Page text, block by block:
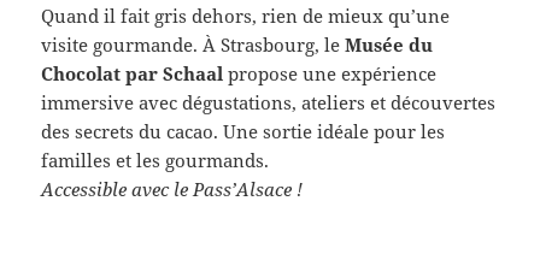
Quand il fait gris dehors, rien de mieux qu’une
visite gourmande. À Strasbourg, leMusée du
Chocolat par Schaal propose une expérience
immersive avec dégustations, ateliers et découvertes
des secrets du cacao. Une sortie idéale pour les
familles et les gourmands.
Accessible avec le Pass’Alsace !